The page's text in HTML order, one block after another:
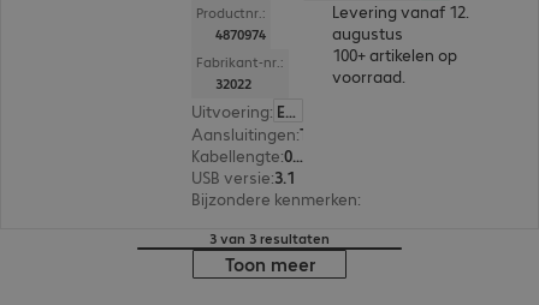
Productnr.:
4870974
Fabrikant-nr.:
32022
Uitvoering: Europa
Aansluitingen:
Kabellengte: 0,5 m
USB versie:3.1
Bijzondere kenmerken:
Levering vanaf 12.
augustus
100+ artikelen op
voorraad.
3 van 3 resultaten
Toon meer